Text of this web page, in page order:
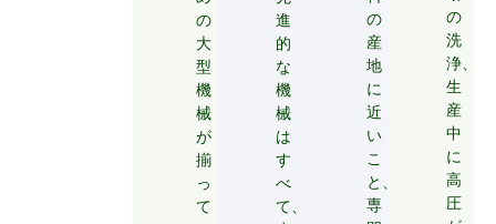
の
大
型
機
械
が
揃
っ
て
進
的
な
機
械
は
す
べ
て、
の
産
地
に
近
い
こ
と、
専
の
洗
浄、
生
産
中
に
高
圧